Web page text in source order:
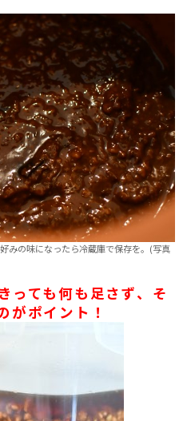
みの味になったら冷蔵庫で保存を。(写真
っても何も足さず、そ
がポイント！